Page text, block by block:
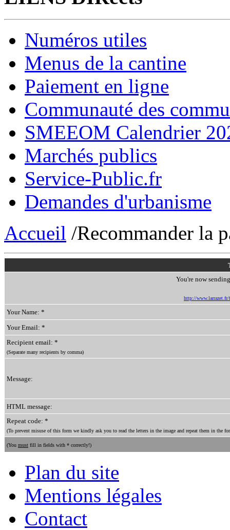
Numéros utiles
Menus de la cantine
Paiement en ligne
Communauté des
SMEEOM Calendrier
Marchés publics
Service-Public.fr
Demandes d'urbanisme
Accueil /Recommander la
You're now
http://
Your Name: *
Your Email: *
Recipient email: *
(Separate many recipients by comma)
Message:
HTML message:
Repeat code: *
(To prevent misuse of this form we kindly ask you to read the letters in the image and repeat them in the
(You must fill in fields with * correctly!)
Plan du site
Mentions légales
Contact